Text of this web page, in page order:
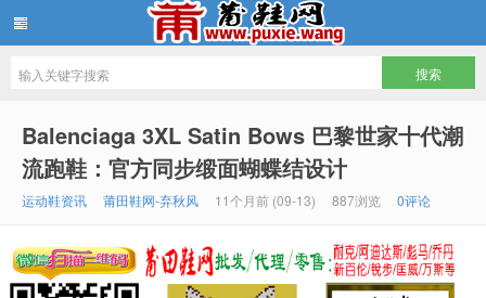
Balenciaga 3XL Satin Bows 巴黎世家十代潮
流跑鞋：官方同步缎面蝴蝶结设计
运动鞋资讯 莆田鞋网-弃秋风 11个月前 (09-13) 887浏览 0评论